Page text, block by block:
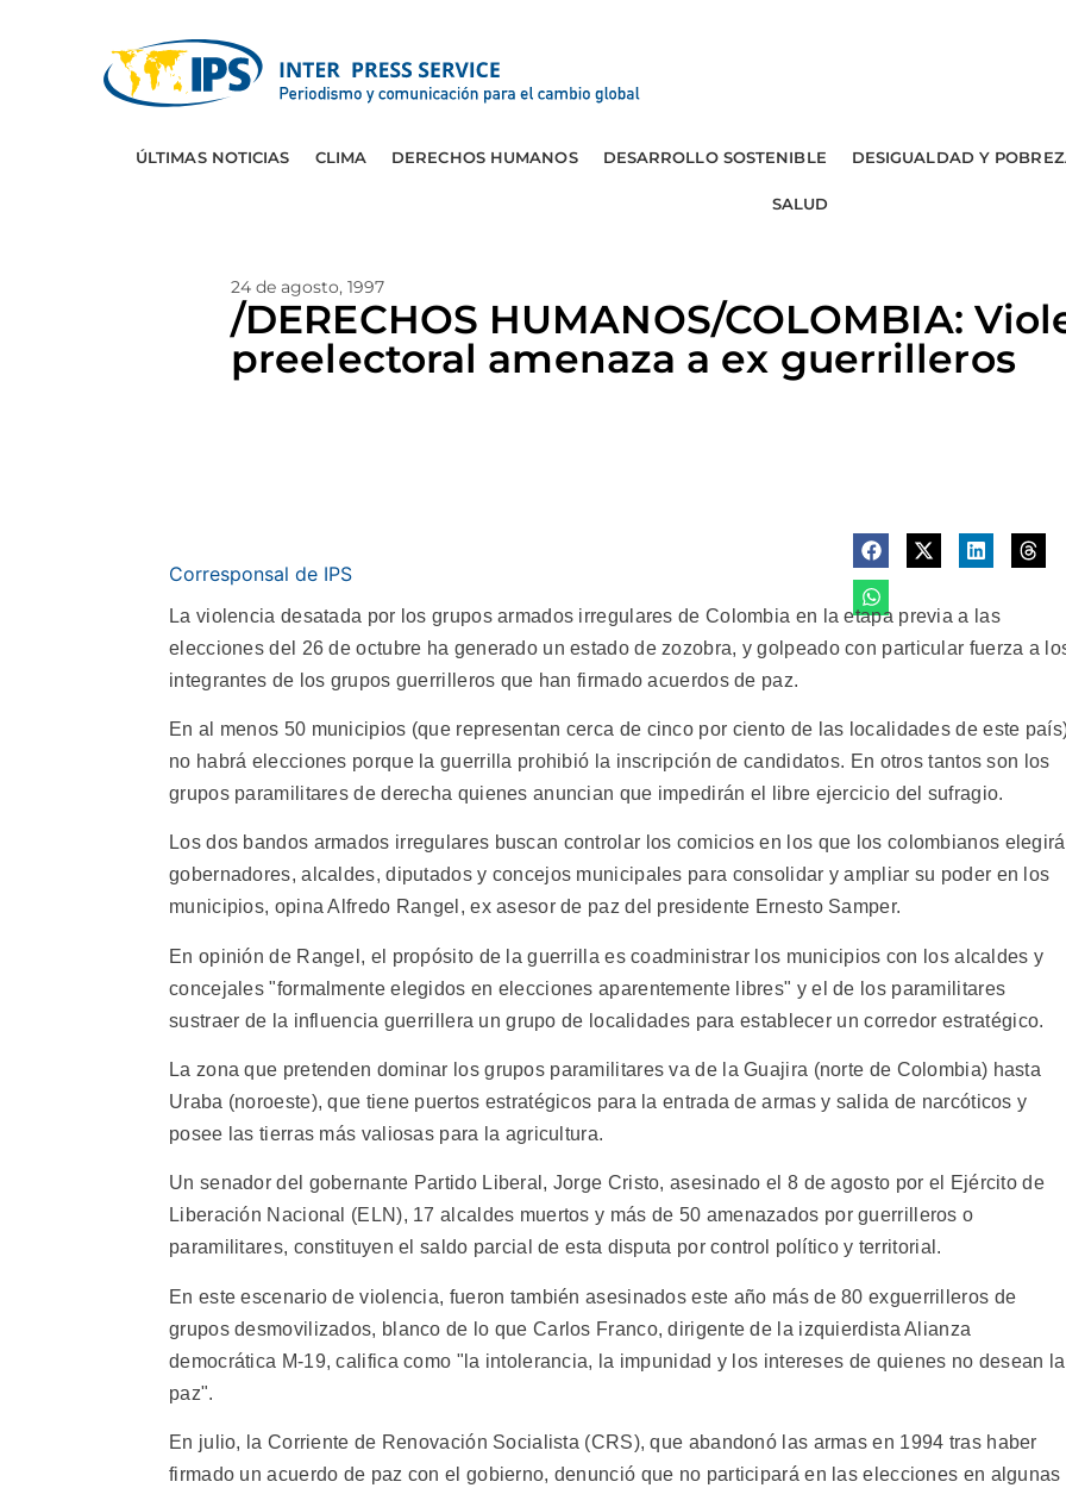
ÚLTIMAS NOTICIAS CLIMA DERECHOS HUMANOS DESARROLLO SOSTENIBLE DESIGUALDAD Y
SALUD
24 de agosto, 1997
/DERECHOS HUMANOS/COLOMBIA:
preelectoral amenaza a ex guerrilleros
Corresponsal de IPS
La violencia desatada por los grupos armados irregulares de Colombia en la etapa previa a las
elecciones del 26 de octubre ha generado un estado de zozobra, y golpeado con particular fuerza a
integrantes de los grupos guerrilleros que han firmado acuerdos de paz.
En al menos 50 municipios (que representan cerca de cinco por ciento de las localidades de este
no habrá elecciones porque la guerrilla prohibió la inscripción de candidatos. En otros tantos son los
grupos paramilitares de derecha quienes anuncian que impedirán el libre ejercicio del sufragio.
Los dos bandos armados irregulares buscan controlar los comicios en los que los colombianos
gobernadores, alcaldes, diputados y concejos municipales para consolidar y ampliar su poder en los
municipios, opina Alfredo Rangel, ex asesor de paz del presidente Ernesto Samper.
En opinión de Rangel, el propósito de la guerrilla es coadministrar los municipios con los alcaldes y
concejales "formalmente elegidos en elecciones aparentemente libres" y el de los paramilitares
sustraer de la influencia guerrillera un grupo de localidades para establecer un corredor estratégico.
La zona que pretenden dominar los grupos paramilitares va de la Guajira (norte de Colombia) hasta
Uraba (noroeste), que tiene puertos estratégicos para la entrada de armas y salida de narcóticos y
posee las tierras más valiosas para la agricultura.
Un senador del gobernante Partido Liberal, Jorge Cristo, asesinado el 8 de agosto por el Ejército de
Liberación Nacional (ELN), 17 alcaldes muertos y más de 50 amenazados por guerrilleros o
paramilitares, constituyen el saldo parcial de esta disputa por control político y territorial.
En este escenario de violencia, fueron también asesinados este año más de 80 exguerrilleros de
grupos desmovilizados, blanco de lo que Carlos Franco, dirigente de la izquierdista Alianza
democrática M-19, califica como "la intolerancia, la impunidad y los intereses de quienes no desean la
paz".
En julio, la Corriente de Renovación Socialista (CRS), que abandonó las armas en 1994 tras haber
firmado un acuerdo de paz con el gobierno, denunció que no participará en las elecciones en algunas